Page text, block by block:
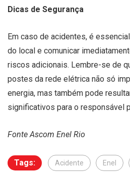
Dicas de Segurança
Em caso de acidentes, é
do local e comunicar
riscos adicionais. Lembre-se de
postes da rede elétrica não só
energia, mas também pode
significativos para o responsável
Fonte Ascom Enel Rio
Tags: Acidente Enel